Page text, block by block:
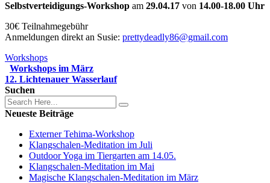
Selbstverteidigungs-Workshop am 29.04.17 von 14.00-18.00 Uhr
30€ Teilnahmegebühr
Anmeldungen direkt an Susie: prettydeadly86@gmail.com
Workshops
Workshops im März
12. Lichtenauer Wasserlauf
Suchen
Neueste Beiträge
Externer Tehima-Workshop
Klangschalen-Meditation im Juli
Outdoor Yoga im Tiergarten am 14.05.
Klangschalen-Meditation im Mai
Magische Klangschalen-Meditation im März